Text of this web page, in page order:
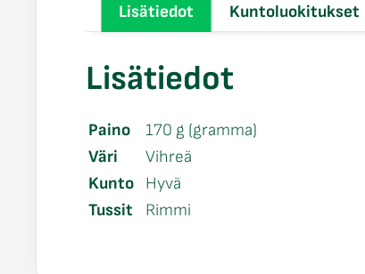
Lisätiedot Kuntoluokitukset
Lisätiedot
Paino
170 g (gramma)
Väri
Vihreä
Kunto
Hyvä
Tussit
Rimmi